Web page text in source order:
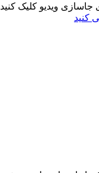
ویدیو کلیک
کنید